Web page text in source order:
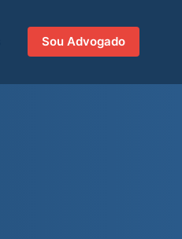
Sou Advogado